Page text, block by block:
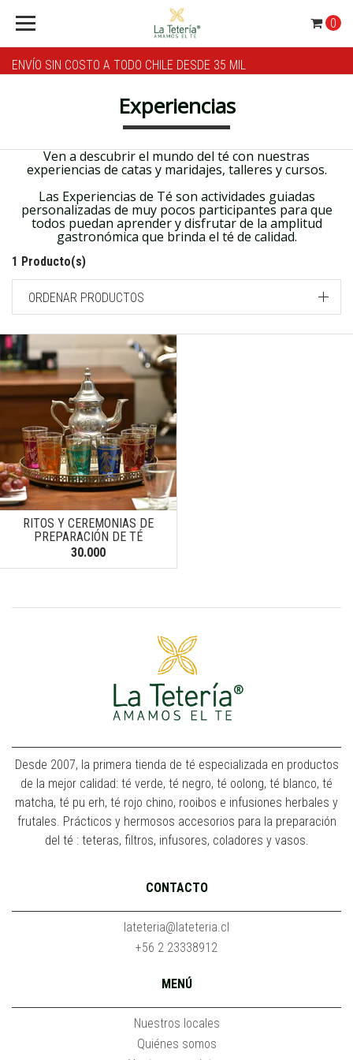
ENVÍO SIN COSTO A TODO CHILE DESDE 35 MIL
0
Experiencias
Ven a descubrir el mundo del té con nuestras
experiencias de catas y maridajes, talleres y cursos.
Las Experiencias de Té son actividades guiadas
personalizadas de muy pocos participantes para que
todos puedan aprender y disfrutar de la amplitud
gastronómica que brinda el té de calidad.
1 Producto(s)
ORDENAR PRODUCTOS
RITOS Y CEREMONIAS DE
PREPARACIÓN DE TÉ
30.000
Desde 2007, la primera tienda de té especializada en productos
de la mejor calidad: té verde, té negro, té oolong, té blanco, té
matcha, té pu erh, té rojo chino, rooibos e infusiones herbales y
frutales. Prácticos y hermosos accesorios para la preparación
del té : teteras, filtros, infusores, coladores y vasos.
CONTACTO
lateteria@lateteria.cl
+56 2 23338912
MENÚ
Nuestros locales
Quiénes somos